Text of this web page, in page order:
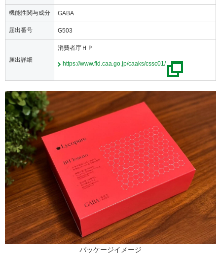
機能性関与成分 GABA
届出番号 G503
届出詳細
消費者庁ＨＰ
https://www.fld.caa.go.jp/caaks/cssc01/
パッケージイメージ